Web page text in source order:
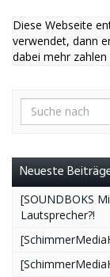
Diese Webseite
verwendet, dann
dabei mehr zahlen
Neueste
[SOUNDBOKS
Lautsprecher?!